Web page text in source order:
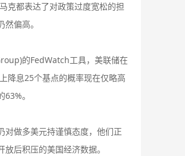
克都表达了对政策过度宽松的担
偏高。
的FedWatch工具，美联储在
降息25个基点的概率现在仅略高
。
对做多美元持谨慎态度，他们正
后积压的美国经济数据。